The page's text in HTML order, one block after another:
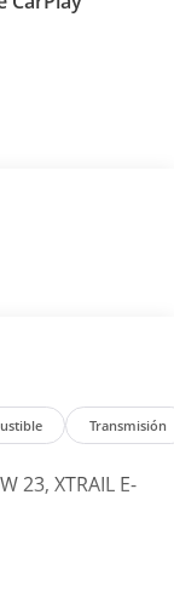
Transmisión
23, XTRAIL E-